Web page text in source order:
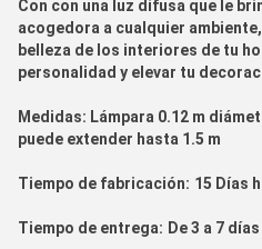
Con con una luz difusa que le
acogedora a cualquier
belleza de los interiores de tu
personalidad y elevar tu
Medidas: Lámpara 0.12 m
puede extender hasta 1.5 m
Tiempo de fabricación: 15 Días
Tiempo de entrega: De 3 a 7